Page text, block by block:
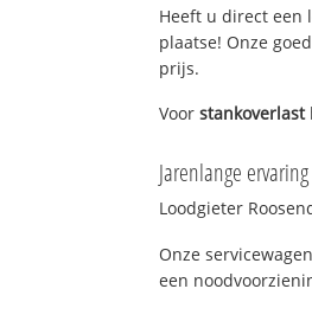
Heeft u direct een
plaatse! Onze
prijs.
Voorstankoverlast
Jarenlange ervaring
Loodgieter
Onze
een